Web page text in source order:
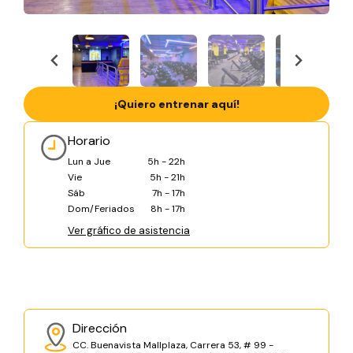
Horario
Lun a Jue
5h - 22h
Vie
5h - 21h
Sáb
7h - 17h
Dom/Feriados
8h - 17h
Ver gráfico de asistencia
Dirección
CC. Buenavista Mallplaza, Carrera 53, # 99 -
¡Quiero entrenar aquí!